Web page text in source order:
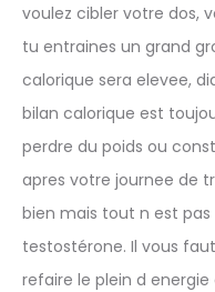
voulez cibler votre dos,
tu entraines un grand
calorique sera elevee,
bilan calorique est
perdre du poids ou
apres votre journee de
bien mais tout n est
testostérone. Il vous
refaire le plein d